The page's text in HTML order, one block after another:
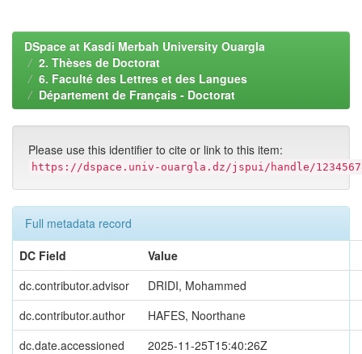
DSpace at Kasdi Merbah University Ouargla
2. Thèses de Doctorat
6. Faculté des Lettres et des Langues
Département de Français - Doctorat
Please use this identifier to cite or link to this item:
https://dspace.univ-ouargla.dz/jspui/handle/
Full metadata record
DC Field
Value
dc.contributor.advisor
DRIDI, Mohammed
dc.contributor.author
HAFES, Noorthane
dc.date.accessioned
2025-11-25T15:40:26Z